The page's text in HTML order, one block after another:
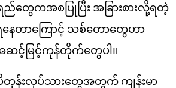
ည်တွေကအစပြုပြီး အခြားစားလို့ရတဲ့
ေတာကြောင့် သစ်တောတွေဟာ
င့်မြင့်ကုန်တိုက်တွေပါ။
ပိတုန်းလုပ်သားတွေအတွက် ကျန်းမာ